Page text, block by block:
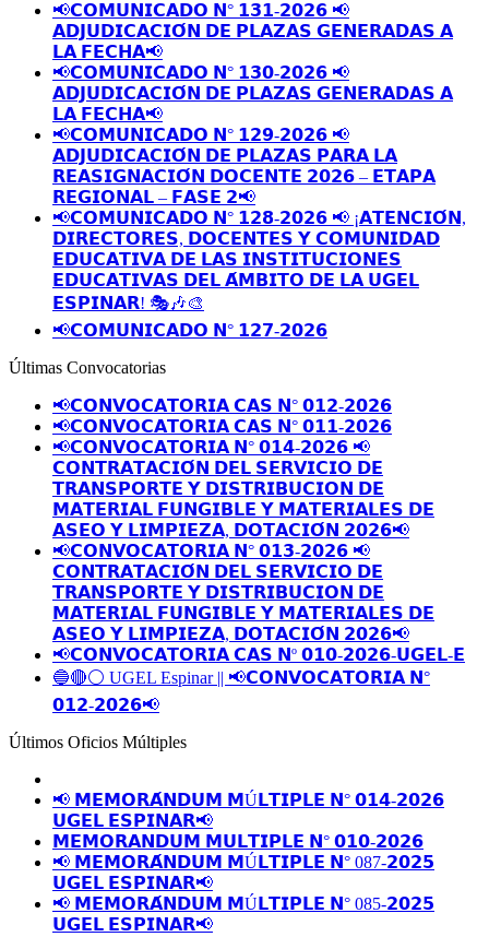
📢𝗖𝗢𝗠𝗨𝗡𝗜𝗖𝗔𝗗𝗢 𝗡° 𝟭𝟯𝟭-𝟮𝟬𝟮𝟲 📢
𝗔𝗗𝗝𝗨𝗗𝗜𝗖𝗔𝗖𝗜𝗢́𝗡 𝗗𝗘 𝗣𝗟𝗔𝗭𝗔𝗦 𝗚𝗘𝗡𝗘𝗥𝗔𝗗𝗔𝗦 𝗔
𝗟𝗔 𝗙𝗘𝗖𝗛𝗔📢
📢𝗖𝗢𝗠𝗨𝗡𝗜𝗖𝗔𝗗𝗢 𝗡° 𝟭𝟯𝟬-𝟮𝟬𝟮𝟲 📢
𝗔𝗗𝗝𝗨𝗗𝗜𝗖𝗔𝗖𝗜𝗢́𝗡 𝗗𝗘 𝗣𝗟𝗔𝗭𝗔𝗦 𝗚𝗘𝗡𝗘𝗥𝗔𝗗𝗔𝗦 𝗔
𝗟𝗔 𝗙𝗘𝗖𝗛𝗔📢
📢𝗖𝗢𝗠𝗨𝗡𝗜𝗖𝗔𝗗𝗢 𝗡° 𝟭𝟮𝟵-𝟮𝟬𝟮𝟲 📢
𝗔𝗗𝗝𝗨𝗗𝗜𝗖𝗔𝗖𝗜𝗢́𝗡 𝗗𝗘 𝗣𝗟𝗔𝗭𝗔𝗦 𝗣𝗔𝗥𝗔 𝗟𝗔
𝗥𝗘𝗔𝗦𝗜𝗚𝗡𝗔𝗖𝗜𝗢́𝗡 𝗗𝗢𝗖𝗘𝗡𝗧𝗘 𝟮𝟬𝟮𝟲 – 𝗘𝗧𝗔𝗣𝗔
𝗥𝗘𝗚𝗜𝗢𝗡𝗔𝗟 – 𝗙𝗔𝗦𝗘 𝟮📢
📢𝗖𝗢𝗠𝗨𝗡𝗜𝗖𝗔𝗗𝗢 𝗡° 𝟭𝟮𝟴-𝟮𝟬𝟮𝟲 📢 ¡𝗔𝗧𝗘𝗡𝗖𝗜𝗢́𝗡,
𝗗𝗜𝗥𝗘𝗖𝗧𝗢𝗥𝗘𝗦, 𝗗𝗢𝗖𝗘𝗡𝗧𝗘𝗦 𝗬 𝗖𝗢𝗠𝗨𝗡𝗜𝗗𝗔𝗗
𝗘𝗗𝗨𝗖𝗔𝗧𝗜𝗩𝗔 𝗗𝗘 𝗟𝗔𝗦 𝗜𝗡𝗦𝗧𝗜𝗧𝗨𝗖𝗜𝗢𝗡𝗘𝗦
𝗘𝗗𝗨𝗖𝗔𝗧𝗜𝗩𝗔𝗦 𝗗𝗘𝗟 𝗔́𝗠𝗕𝗜𝗧𝗢 𝗗𝗘 𝗟𝗔 𝗨𝗚𝗘𝗟
𝗘𝗦𝗣𝗜𝗡𝗔𝗥! 🎭🎶🎨
📢𝗖𝗢𝗠𝗨𝗡𝗜𝗖𝗔𝗗𝗢 𝗡° 𝟭𝟮𝟳-𝟮𝟬𝟮𝟲
Últimas Convocatorias
📢𝗖𝗢𝗡𝗩𝗢𝗖𝗔𝗧𝗢𝗥𝗜𝗔 𝗖𝗔𝗦 𝗡° 𝟬𝟭𝟮-𝟮𝟬𝟮𝟲
📢𝗖𝗢𝗡𝗩𝗢𝗖𝗔𝗧𝗢𝗥𝗜𝗔 𝗖𝗔𝗦 𝗡° 𝟬𝟭𝟭-𝟮𝟬𝟮𝟲
📢𝗖𝗢𝗡𝗩𝗢𝗖𝗔𝗧𝗢𝗥𝗜𝗔 𝗡° 𝟬𝟭𝟰-𝟮𝟬𝟮𝟲 📢
𝗖𝗢𝗡𝗧𝗥𝗔𝗧𝗔𝗖𝗜𝗢́𝗡 𝗗𝗘𝗟 𝗦𝗘𝗥𝗩𝗜𝗖𝗜𝗢 𝗗𝗘
𝗧𝗥𝗔𝗡𝗦𝗣𝗢𝗥𝗧𝗘 𝗬 𝗗𝗜𝗦𝗧𝗥𝗜𝗕𝗨𝗖𝗜𝗢𝗡 𝗗𝗘
𝗠𝗔𝗧𝗘𝗥𝗜𝗔𝗟 𝗙𝗨𝗡𝗚𝗜𝗕𝗟𝗘 𝗬 𝗠𝗔𝗧𝗘𝗥𝗜𝗔𝗟𝗘𝗦 𝗗𝗘
𝗔𝗦𝗘𝗢 𝗬 𝗟𝗜𝗠𝗣𝗜𝗘𝗭𝗔, 𝗗𝗢𝗧𝗔𝗖𝗜𝗢́𝗡 𝟮𝟬𝟮𝟲📢
📢𝗖𝗢𝗡𝗩𝗢𝗖𝗔𝗧𝗢𝗥𝗜𝗔 𝗡° 𝟬𝟭𝟯-𝟮𝟬𝟮𝟲 📢
𝗖𝗢𝗡𝗧𝗥𝗔𝗧𝗔𝗖𝗜𝗢́𝗡 𝗗𝗘𝗟 𝗦𝗘𝗥𝗩𝗜𝗖𝗜𝗢 𝗗𝗘
𝗧𝗥𝗔𝗡𝗦𝗣𝗢𝗥𝗧𝗘 𝗬 𝗗𝗜𝗦𝗧𝗥𝗜𝗕𝗨𝗖𝗜𝗢𝗡 𝗗𝗘
𝗠𝗔𝗧𝗘𝗥𝗜𝗔𝗟 𝗙𝗨𝗡𝗚𝗜𝗕𝗟𝗘 𝗬 𝗠𝗔𝗧𝗘𝗥𝗜𝗔𝗟𝗘𝗦 𝗗𝗘
𝗔𝗦𝗘𝗢 𝗬 𝗟𝗜𝗠𝗣𝗜𝗘𝗭𝗔, 𝗗𝗢𝗧𝗔𝗖𝗜𝗢́𝗡 𝟮𝟬𝟮𝟲📢
📢𝗖𝗢𝗡𝗩𝗢𝗖𝗔𝗧𝗢𝗥𝗜𝗔 𝗖𝗔𝗦 𝗡º 𝟬𝟭𝟬-𝟮𝟬𝟮𝟲-𝗨𝗚𝗘𝗟-𝗘
🔵🔴⚪️ UGEL Espinar || 📢𝗖𝗢𝗡𝗩𝗢𝗖𝗔𝗧𝗢𝗥𝗜𝗔 𝗡°
𝟬𝟭𝟮-𝟮𝟬𝟮𝟲📢
Últimos Oficios Múltiples
📢 𝗠𝗘𝗠𝗢𝗥𝗔́𝗡𝗗𝗨𝗠 𝗠Ú𝗟𝗧𝗜𝗣𝗟𝗘 𝗡° 𝟬𝟭𝟰-𝟮𝟬𝟮𝟲
𝗨𝗚𝗘𝗟 𝗘𝗦𝗣𝗜𝗡𝗔𝗥📢
𝗠𝗘𝗠𝗢𝗥𝗔𝗡𝗗𝗨𝗠 𝗠𝗨𝗟𝗧𝗜𝗣𝗟𝗘 𝗡° 𝟬𝟭𝟬-𝟮𝟬𝟮𝟲
📢 𝗠𝗘𝗠𝗢𝗥𝗔́𝗡𝗗𝗨𝗠 𝗠Ú𝗟𝗧𝗜𝗣𝗟𝗘 𝗡° 087-𝟮𝟬𝟮𝟱
𝗨𝗚𝗘𝗟 𝗘𝗦𝗣𝗜𝗡𝗔𝗥📢
📢 𝗠𝗘𝗠𝗢𝗥𝗔́𝗡𝗗𝗨𝗠 𝗠Ú𝗟𝗧𝗜𝗣𝗟𝗘 𝗡° 085-𝟮𝟬𝟮𝟱
𝗨𝗚𝗘𝗟 𝗘𝗦𝗣𝗜𝗡𝗔𝗥📢